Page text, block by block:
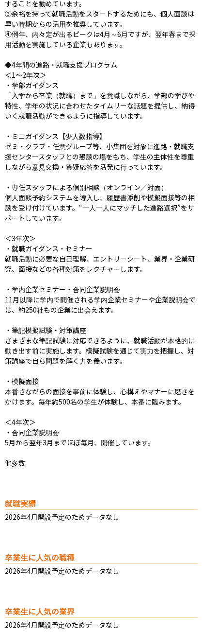
することを勧めています。
③余裕を持って就職活動をスタートするためにも、個人面談は
早い時期からの活用を推奨しています。
④例年、内々定が出るピークは4月～6月ですが、翌年春まで採
用活動を実施している企業もあります。
◆4年間の進路・就職支援プログラム
＜1〜2年次＞
・学部ガイダンス
「入学から卒業（就職）まで」を意識しながら、学部の学びや
特性、学年の状況に合わせたタイムリーな話題を提供し、納得
いく就職活動ができるように指導しています。
・ミニガイダンス【少人数指導】
ゼミ・クラブ・任意グループ等、小集団を対象に進路・就職支
援センタースタッフとの懇談の場をもち、学生の主体性を尊重
しながら意見交換・質疑応答を活発に行っています。
・専任スタッフによる個別相談（オンライン／対面）
個人面談予約システムを導入し、履歴書添削や模擬面接等の相
談を受け付けています。“一人一人にマッチした進路選択”をサ
ポートしています。
＜3年次＞
・就職ガイダンス・セミナー
就職活動に必要な自己理解、エントリーシート、業界・企業研
究、面接などの各種対策をレクチャーします。
・学内企業セミナー・合同企業説明会
11月以降に学内で開催される学内企業セミナーや企業説明会で
は、約250社もの企業に出会えます。
・筆記模擬試験・対策講座
さまざまな筆記試験に対応できるように、就職活動が本格的に
動き出す前に実施します。模擬試験を通じて実力を把握し、対
策講座で自ら問題を解く力を養います。
・模擬面接
本番さながらの面接を事前に体験し、心構えやマナーに磨きを
かけます。毎年約500名の学生が体験し、本番に臨みます。
＜4年次＞
・合同企業説明会
5月から翌年3月までほぼ毎月、開催しています。
他多数
就職実績
2026年4月開設予定のためデータなし
卒業生に人気の職種
2026年4月開設予定のためデータなし
卒業生に人気の業界
2026年4月開設予定のためデータなし